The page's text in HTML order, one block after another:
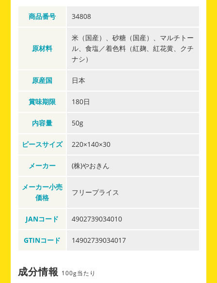
商品番号 34808
原材料
米（国産）、砂糖（国産）、マルチトー
ル、食塩／着色料（紅麹、紅花黄、クチ
ナシ）
原産国 日本
賞味期限 180日
内容量 50g
ピースサイズ 220×140×30
メーカー (株)やおきん
メーカー小売
価格
フリープライス
JANコード 4902739034010
GTINコード 14902739034017
成分情報 100g当たり